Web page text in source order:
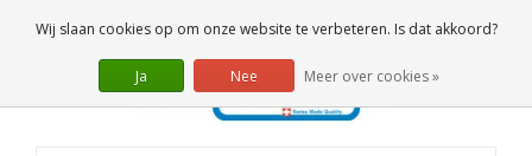
0 Artikelen
Wij slaan cookies op om onze website te verbeteren. Is dat akkoord?
Ja Nee Meer over cookies »